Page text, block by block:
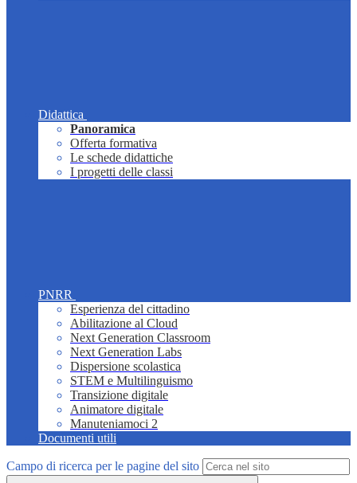
Didattica
Panoramica
Offerta formativa
Le schede didattiche
I progetti delle classi
PNRR
Esperienza del cittadino
Abilitazione al Cloud
Next Generation Classroom
Next Generation Labs
Dispersione scolastica
STEM e Multilinguismo
Transizione digitale
Animatore digitale
Manuteniamoci 2
Documenti utili
Campo di ricerca per le pagine del sito